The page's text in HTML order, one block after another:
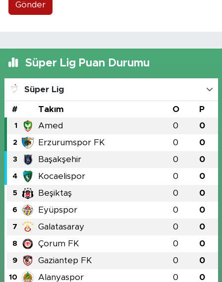
Gönder
Süper Lig Puan Durumu
Süper Lig
# Takım O P
1 Amed 0 0
2 Erzurumspor FK 0 0
3 Başakşehir 0 0
4 Kocaelispor 0 0
5 Beşiktaş 0 0
6 Eyüpspor 0 0
7 Galatasaray 0 0
8 Çorum FK 0 0
9 Gaziantep FK 0 0
10 Alanyaspor 0 0